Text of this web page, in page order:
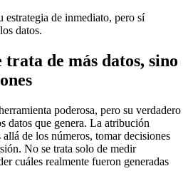
estrategia de inmediato, pero sí
datos.
trata de más datos, sino
poderosa, pero su verdadero
datos que genera. La atribución
de los números, tomar decisiones
No se trata solo de medir
cuáles realmente fueron generadas